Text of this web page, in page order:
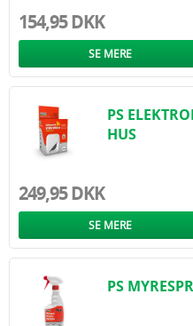
154,95 DKK
SE MERE
PS
HUS
249,95 DKK
SE MERE
PS